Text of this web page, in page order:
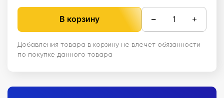
В корзину − +
Добавления товара в корзину не влечет обязанности
по покупке данного товара